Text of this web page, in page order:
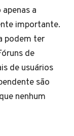
a
importante.
podem ter
de
de usuários
são
nenhum